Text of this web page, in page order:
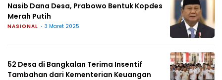
Nasib Dana Desa, Prabowo Bentuk Kopdes
Merah Putih
NASIONAL 3 Maret 2025
52 Desa di Bangkalan Terima Insentif
Tambahan dari Kementerian Keuangan